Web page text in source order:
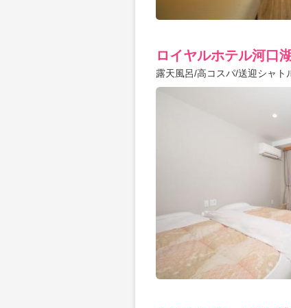
ロイヤルホテル河口湖
露天風呂/高コスパ/送迎シャト